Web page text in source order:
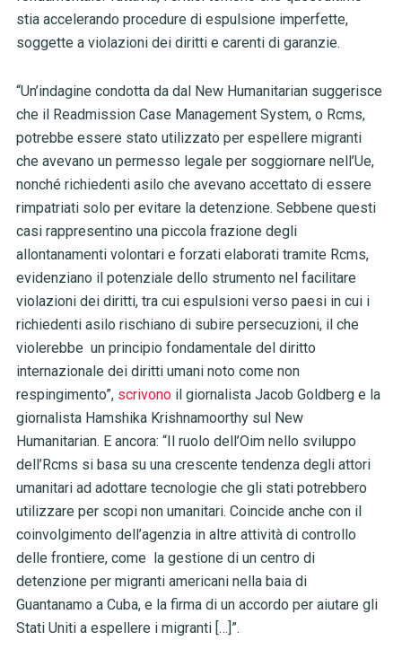
stia accelerando procedure di espulsione imperfette,
soggette a violazioni dei diritti e carenti di garanzie.
“Un’indagine condotta da dal New Humanitarian suggerisce
che il Readmission Case Management System, o Rcms,
potrebbe essere stato utilizzato per espellere migranti
che avevano un permesso legale per soggiornare nell’Ue,
nonché richiedenti asilo che avevano accettato di essere
rimpatriati solo per evitare la detenzione. Sebbene questi
casi rappresentino una piccola frazione degli
allontanamenti volontari e forzati elaborati tramite Rcms,
evidenziano il potenziale dello strumento nel facilitare
violazioni dei diritti, tra cui espulsioni verso paesi in cui i
richiedenti asilo rischiano di subire persecuzioni, il che
violerebbe un principio fondamentale del diritto
internazionale dei diritti umani noto come non
respingimento”, scrivonoil giornalista Jacob Goldberg e la
giornalista Hamshika Krishnamoorthy sul New
Humanitarian. E ancora: “Il ruolo dell’Oim nello sviluppo
dell’Rcms si basa su una crescente tendenza degli attori
umanitari ad adottare tecnologie che gli stati potrebbero
utilizzare per scopi non umanitari. Coincide anche con il
coinvolgimento dell’agenzia in altre attività di controllo
delle frontiere, come la gestione di un centro di
detenzione per migranti americani nella baia di
Guantanamo a Cuba, e la firma di un accordo per aiutare gli
Stati Uniti a espellere i migranti […]”.